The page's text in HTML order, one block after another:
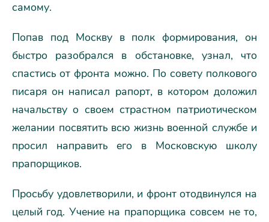
самому.
Попав под Москву в полк формирования, он
быстро разобрался в обстановке, узнал, что
спастись от фронта можно. По совету полкового
писаря он написал рапорт, в котором доложил
начальству о своем страстном патриотическом
желании посвятить всю жизнь военной службе и
просил направить его в Московскую школу
прапорщиков.
Просьбу удовлетворили, и фронт отодвинулся на
целый год. Учение на прапорщика совсем не то,